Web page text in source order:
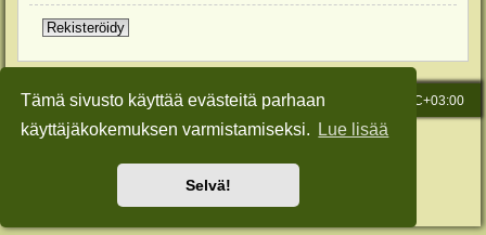
Tämä sivusto käyttää evästeitä parhaan
käyttäjäkokemuksen varmistamiseksi.
Lue lisää
Selvä!
Rekisteröidy
Etusivu Kaikki ajat ovat UTC+03:00
Viesti Ylläpidolle
Keskustelufoorumin ohjelmistophpBB® Forum Software © phpBB Limited